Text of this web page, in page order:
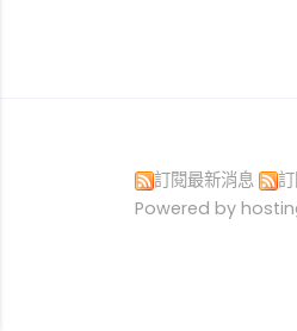
訂閱最新消息
Powered by